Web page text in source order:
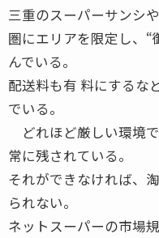
三重のスーパーサンシ
圏にエリアを限定し、
んでいる。
配送料も有 料にするな
でいる。
どれほど厳しい環境
常に残されている。
それができなければ、
られない。
ネットスーパーの市場